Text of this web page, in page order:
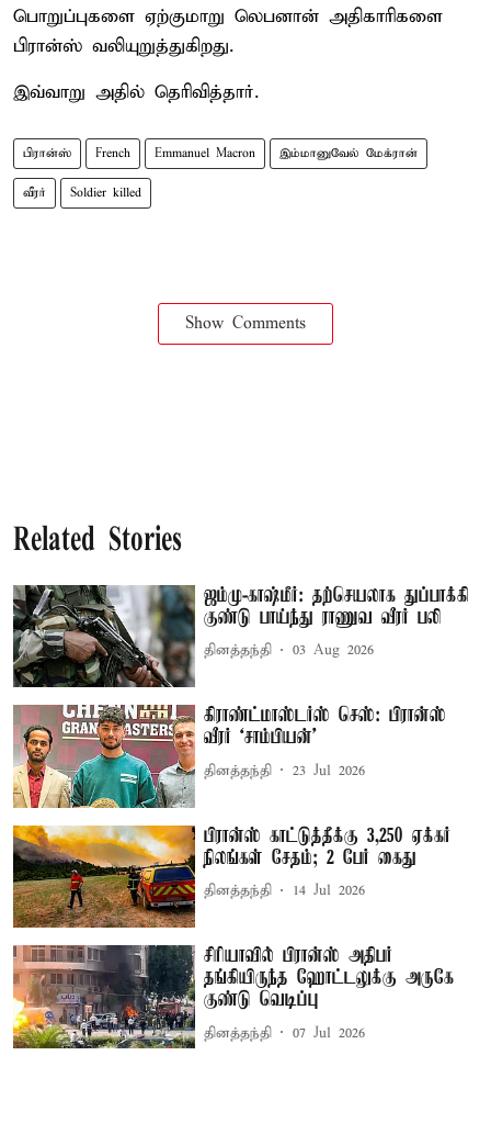
பொறுப்புகளை ஏற்குமாறு லெபனான் அதிகாரிகளை
பிரான்ஸ் வலியுறுத்துகிறது.
இவ்வாறு அதில் தெரிவித்தார்.
பிரான்ஸ் French Emmanuel Macron இம்மானுவேல் மேக்ரான்
வீரர் Soldier killed
Show Comments
Related Stories
ஜம்மு-காஷ்மீர்: தற்செயலாக துப்பாக்கி
குண்டு பாய்ந்து ராணுவ வீரர் பலி
தினத்தந்தி 03 Aug 2026
கிராண்ட்மாஸ்டர்ஸ் செஸ்: பிரான்ஸ்
வீரர் ‘சாம்பியன்’
தினத்தந்தி 23 Jul 2026
பிரான்ஸ் காட்டுத்தீக்கு 3,250 ஏக்கர்
நிலங்கள் சேதம்; 2 பேர் கைது
தினத்தந்தி 14 Jul 2026
சிரியாவில் பிரான்ஸ் அதிபர்
தங்கியிருந்த ஹோட்டலுக்கு அருகே
குண்டு வெடிப்பு
தினத்தந்தி 07 Jul 2026